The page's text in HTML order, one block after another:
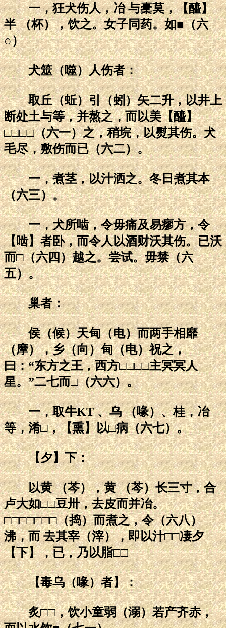
一，狂犬伤人，冶 与橐莫，【醯】
半 （杯），饮之。女子同药。如■（六
○）
犬筮（噬）人伤者：
取丘（蚯）引（蚓）矢二升，以井上
断处土与等，并熬之，而以美【醯】
□□□□（六一）之，稍垸，以熨其伤。犬
毛尽，敷伤而已（六二）。
一，煮茎，以汁洒之。冬日煮其本
（六三）。
一，犬所啮，令毋痛及易瘳方，令
【啮】者卧，而令人以酒财沃其伤。已沃
而□（六四）越之。尝试。毋禁（六
五）。
巢者：
侯（候）天甸（电）而两手相靡
（摩），乡（向）甸（电）祝之，
曰：“东方之王，西方□□□□主冥冥人
星。”二七而□（六六）。
一，取牛KT 、乌 （喙）、桂，冶
等，淆□，【熏】以□病（六七）。
【夕】下：
以黄 （芩），黄 （芩）长三寸，合
卢大如□□豆卅，去皮而并冶。
□□□□□□□（捣）而煮之，令（六八）
沸，而 去其宰（滓），即以汁□□凄夕
【下】，已，乃以脂□□
【毒乌（喙）者】：
炙□□，饮小童弱（溺）若产齐赤，